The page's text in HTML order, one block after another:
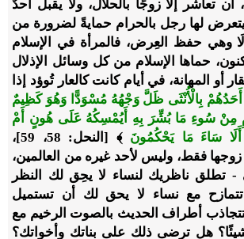
أن تعاشر إلا زوجًا بالحلال، ولا يقبل أحدٌ
يتعرض لها رجل بالحرام حمايةً لضرورة من
وهي حفظ العِرض، فالمرأة في الإسلام
حماها الإسلام من كل وسائل الإذلال
أو المهانة، في أيام كانت كالعار تُوؤد إذا
أَحَدُهُمْ بِالْأُنْثَى ظَلَّ وَجْهُهُ مُسْوَدًّا وَهُوَ كَظِيمٌ
مِنْ سُوءِ مَا بُشِّرَ بِهِ أَيُمْسِكُهُ عَلَى هُونٍ أَمْ
سَاءَ مَا يَحْكُمُونَ
﴾ [النحل: 58، 59]،
زوجها فقط، وليس لأحد غيره من العالمين،
تطلق ناظريك لنساء لا يحِق لك النظر
مع نساء لا يحق لك أن تستميل
أطراف الحديث بالصوت الرخيم مع
هل ترضى ذلك على بناتك وأخواتك؟